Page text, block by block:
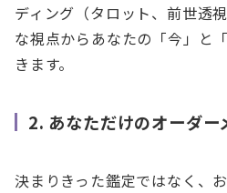
ディング（タロット、前世透
な視点からあなたの「今」と
きます。
2. あなただけのオーダー
決まりきった鑑定ではなく、